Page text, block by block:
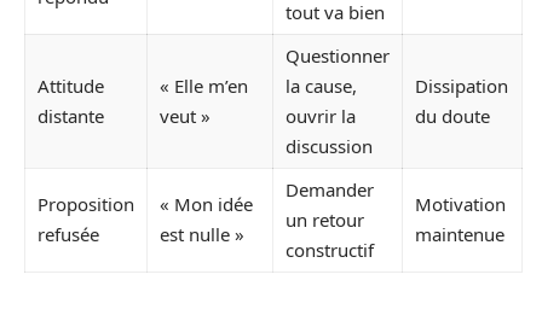
tout va bien
Attitude
distante
« Elle m’en
veut »
Questionner
la cause,
ouvrir la
discussion
Dissipation
du doute
Proposition
refusée
« Mon idée
est nulle »
Demander
un retour
constructif
Motivation
maintenue